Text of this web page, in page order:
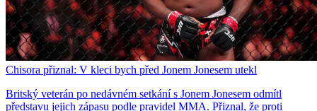
Chisora přiznal: V kleci bych před Jonem Jonesem utekl
Britský veterán po nedávném setkání s Jonem Jonesem odmítl
představu jejich zápasu podle pravidel MMA. Přiznal, že proti